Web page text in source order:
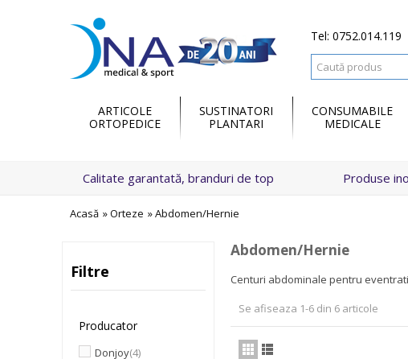
Tel: 0752.014.119
ARTICOLE
ORTOPEDICE
SUSTINATORI
PLANTARI
CONSUMABILE
MEDICALE
Calitate garantată, branduri de top Produse
Acasă »Orteze »Abdomen/Hernie
Filtre
Producator
Donjoy(4)
Abdomen/Hernie
Centuri abdominale pentru
Se afiseaza 1-6 din 6 articole